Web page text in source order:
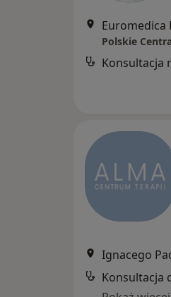
Polskie
Konsultacja
Ignacego
Konsultacja